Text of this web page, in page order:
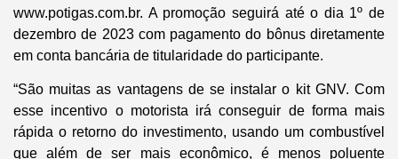
www.potigas.com.br. A promoção seguirá até o dia 1º de
dezembro de 2023 com pagamento do bônus diretamente
em conta bancária de titularidade do participante.
“São muitas as vantagens de se instalar o kit GNV. Com
esse incentivo o motorista irá conseguir de forma mais
rápida o retorno do investimento, usando um combustível
que além de ser mais econômico, é menos poluente